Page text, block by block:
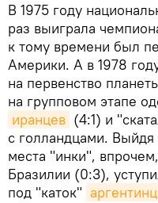
В 1975 году
раз выиграла
к тому времени был
Америки. А в 1978
на первенство
на групповом этапе
иранцев (4:1) и
с голландцами. Выйдя
места "инки",
Бразилии (0:3),
под "каток"